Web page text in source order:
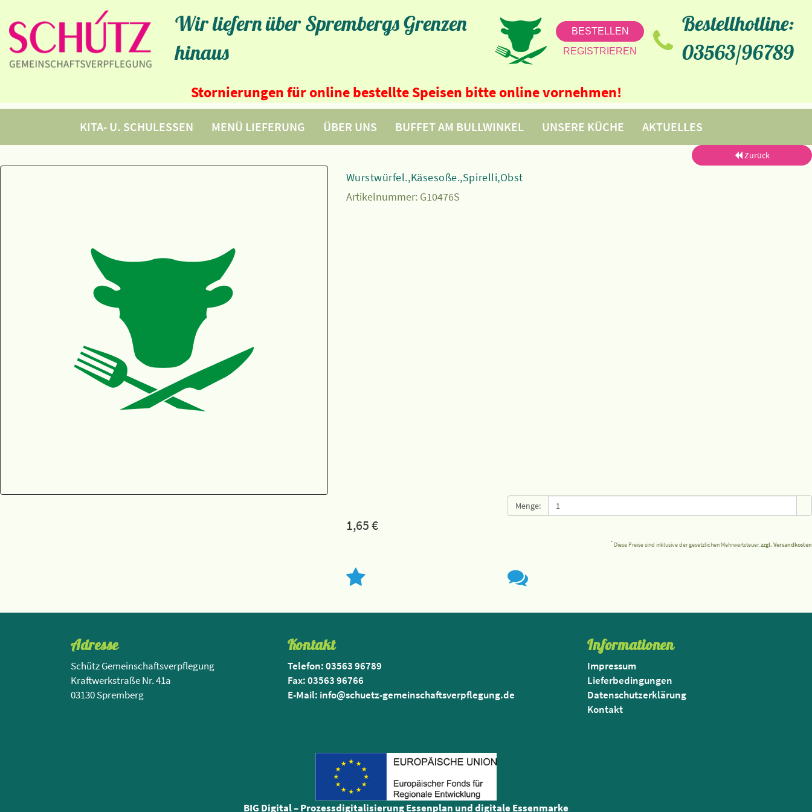
Wir liefern über Sprembergs Grenzen
hinaus
BESTELLEN
REGISTRIEREN
Bestellhotline:
03563/96789
Stornierungen für online bestellte Speisen bitte online vornehmen!
KITA- U. SCHULESSEN MENÜ LIEFERUNG ÜBER UNS BUFFET AM BULLWINKEL UNSERE KÜCHE AKTUELLES
Zurück
Wurstwürfel.,Käsesoße.,Spirelli,Obst
Artikelnummer: G10476S
Menge:
1,65€
* Diese Preise sind inklusive der gesetzlichen Mehrwertsteuer.zzgl. Versandkosten
Adresse
Schütz Gemeinschaftsverpflegung
Kraftwerkstraße Nr. 41a
03130 Spremberg
Kontakt
Telefon: 03563 96789
Fax: 03563 96766
E-Mail: info@schuetz-gemeinschaftsverpflegung.de
Informationen
Impressum
Lieferbedingungen
Datenschutzerklärung
Kontakt
BIG Digital – Prozessdigitalisierung Essenplan und digitale Essenmarke